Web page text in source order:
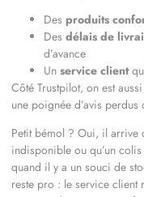
Des produits
Des délais de
d’avance
Un service client
Côté Trustpilot, on est
une poignée d’avis perdus
Petit bémol ? Oui, il arrive
indisponible ou qu’un
quand il y a un souci de
reste pro : le service client